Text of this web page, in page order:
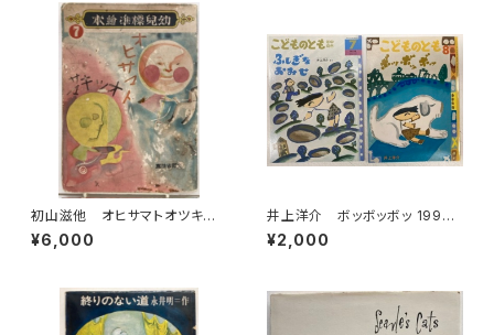
初山滋他 オヒサマトオツキサ
マ 幼児標準繪本７ 昭和15年
初版の16年47刷（1941） 編輯
¥6,000
井上洋介 ボッボッボッ 1996
年 ふしぎなみせ 2000年（年
中向） こどものとも 絵本の
¥2,000